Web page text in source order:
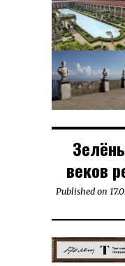
веков
Published on